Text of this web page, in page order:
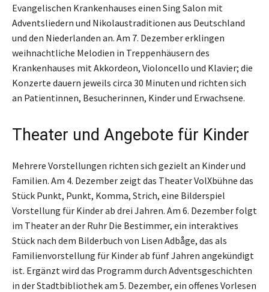
Evangelischen Krankenhauses einen Sing Salon mit
Adventsliedern und Nikolaustraditionen aus Deutschland
und den Niederlanden an. Am 7. Dezember erklingen
weihnachtliche Melodien in Treppenhäusern des
Krankenhauses mit Akkordeon, Violoncello und Klavier; die
Konzerte dauern jeweils circa 30 Minuten und richten sich
an Patientinnen, Besucherinnen, Kinder und Erwachsene.
Theater und Angebote für Kinder
Mehrere Vorstellungen richten sich gezielt an Kinder und
Familien. Am 4. Dezember zeigt das Theater VolXbühne das
Stück Punkt, Punkt, Komma, Strich, eine Bilderspiel
Vorstellung für Kinder ab drei Jahren. Am 6. Dezember folgt
im Theater an der Ruhr Die Bestimmer, ein interaktives
Stück nach dem Bilderbuch von Lisen Adbåge, das als
Familienvorstellung für Kinder ab fünf Jahren angekündigt
ist. Ergänzt wird das Programm durch Adventsgeschichten
in der Stadtbibliothek am 5. Dezember, ein offenes Vorlesen